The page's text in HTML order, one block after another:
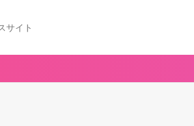
サイト